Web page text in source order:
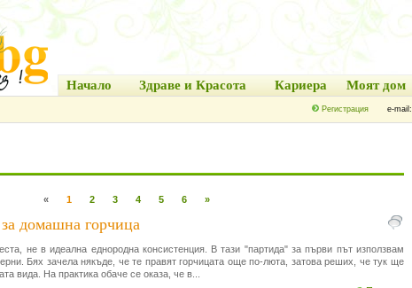
Начало Здраве и Красота Кариера Моят дом
Регистрация e-mail:
« 1 2 3 4 5 6 »
домашна горчица
не в идеална еднородна консистенция. В тази "партида" за първи път използвам
Бях зачела някъде, че те правят горчицата още по-люта, затова реших, че тук ще
вида. На практика обаче се оказа, че в...